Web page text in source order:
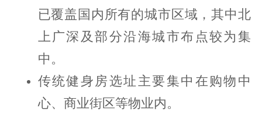
已覆盖国内所有的城市区域，其中北
上广深及部分沿海城市布点较为集
中。
传统健身房选址主要集中在购物中
心、商业街区等物业内。